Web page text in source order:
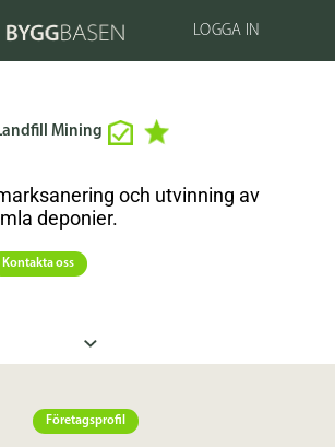
LOGGA IN
Mining
och utvinning av
deponier.
Kontakta oss
Företagsprofil